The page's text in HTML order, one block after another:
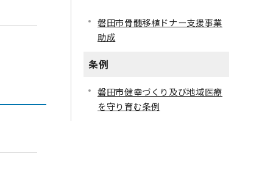
磐田市骨髄移植ドナー支援事業
助成
条例
磐田市健幸づくり及び地域医療
を守り育む条例